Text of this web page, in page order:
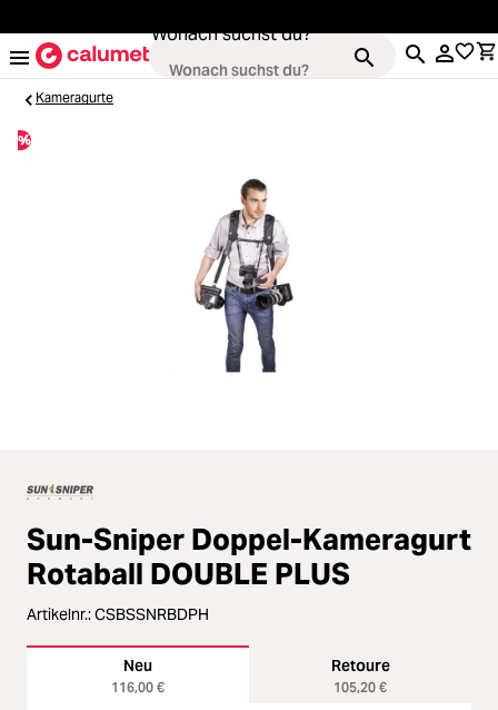
Wonach suchst du?
Video & Drohnen
Stative & Gimbals
Loading...Zubehör
Loading...Licht & Studio
Loading...Bildbearbeitung
Ferngläser
Kameragurte
%
Sun-Sniper Doppel-Kameragurt
Rotaball DOUBLE PLUS
Artikelnr.:CSBSSNRBDPH
Neu
116,00 €
Retoure
105,20 €